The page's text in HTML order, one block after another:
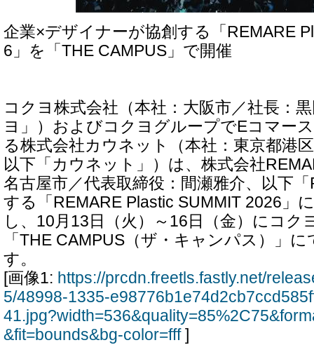
企業×デザイナーが協創する「REMARE
6」を「THE CAMPUS」で開催
コクヨ株式会社（本社：大阪市／社長：
ヨ」）およびコクヨグループでEコマー
る株式会社カウネット（本社：東京都港
以下「カウネット」）は、株式会社
名古屋市／代表取締役：間瀬雅介、以下
する「REMARE Plastic SUMMIT 2026」
し、10月13日（火）～16日（金）にコク
「THE CAMPUS（ザ・キャンパス）」
す。
[画像1: https://prcdn.freetls.fastly.net/
5/48998-1335-
&fit=bounds&bg-color=fff]